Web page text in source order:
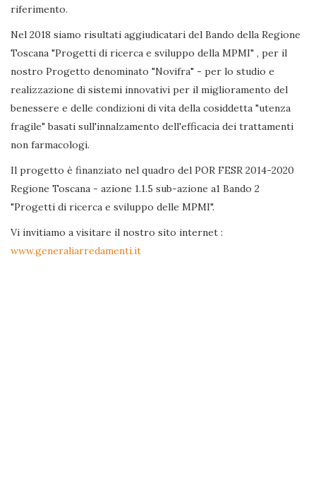
riferimento.
Nel 2018 siamo risultati aggiudicatari del Bando della Regione
Toscana "Progetti di ricerca e sviluppo della MPMI" , per il
nostro Progetto denominato "Novifra" - per lo studio e
realizzazione di sistemi innovativi per il miglioramento del
benessere e delle condizioni di vita della cosiddetta "utenza
fragile" basati sull'innalzamento dell'efficacia dei trattamenti
non farmacologi.
Il progetto è finanziato nel quadro del POR FESR 2014-2020
Regione Toscana - azione 1.1.5 sub-azione a1 Bando 2
"Progetti di ricerca e sviluppo delle MPMI".
Vi invitiamo a visitare il nostro sito internet :
www.generaliarredamenti.it